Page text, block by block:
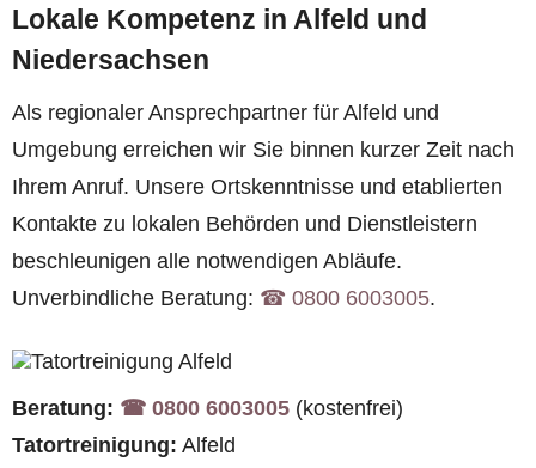
Lokale Kompetenz in Alfeld und
Niedersachsen
Als regionaler Ansprechpartner für Alfeld und
Umgebung erreichen wir Sie binnen kurzer Zeit nach
Ihrem Anruf. Unsere Ortskenntnisse und etablierten
Kontakte zu lokalen Behörden und Dienstleistern
beschleunigen alle notwendigen Abläufe.
Unverbindliche Beratung: ☎︎ 0800 6003005.
Beratung: ☎︎ 0800 6003005 (kostenfrei)
Tatortreinigung: Alfeld